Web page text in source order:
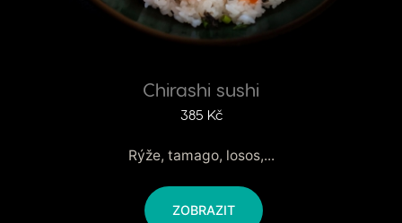
Chirashi sushi
385 Kč
Rýže, tamago, losos,...
ZOBRAZIT